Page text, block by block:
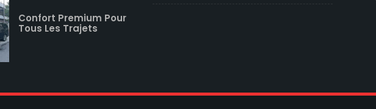
Confort Premium Pour
Tous Les Trajets